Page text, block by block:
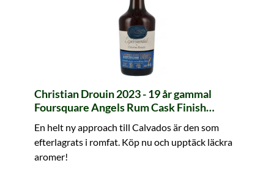
Christian Drouin 2023 - 19 år gammal
Foursquare Angels Rum Cask Finish
En helt ny approach till Calvados är den som
efterlagrats i romfat. Köp nu och upptäck läckra
aromer!